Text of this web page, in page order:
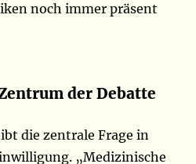
noch immer präsent
der Debatte
die zentrale Frage in
„Medizinische